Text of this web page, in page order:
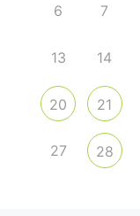
6 7
13 14
20 21
27 28